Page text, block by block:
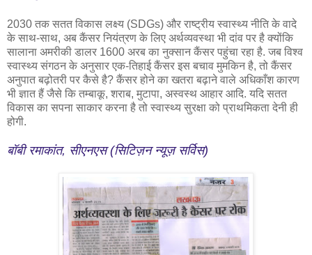
2030 तक सतत विकास लक्ष्य (SDGs) और राष्ट्रीय स्वास्थ्य नीति के वादे
के साथ-साथ, अब कैंसर नियंत्रण के लिए अर्थव्यवस्था भी दांव पर है क्योंकि
सालाना अमरीकी डालर 1600 अरब का नुक्सान कैंसर पहुंचा रहा है. जब विश्व
स्वास्थ्य संगठन के अनुसार एक-तिहाई कैंसर इस बचाव मुमकिन है, तो कैंसर
अनुपात बढ़ोतरी पर कैसे है? कैंसर होने का खतरा बढ़ाने वाले अधिकाँश कारण
भी ज्ञात हैं जैसे कि तम्बाकू, शराब, मुटापा, अस्वस्थ आहार आदि. यदि सतत
विकास का सपना साकार करना है तो स्वास्थ्य सुरक्षा को प्राथमिकता देनी ही
होगी.
बॉबी रमाकांत, सीएनएस (सिटिज़न न्यूज़ सर्विस)